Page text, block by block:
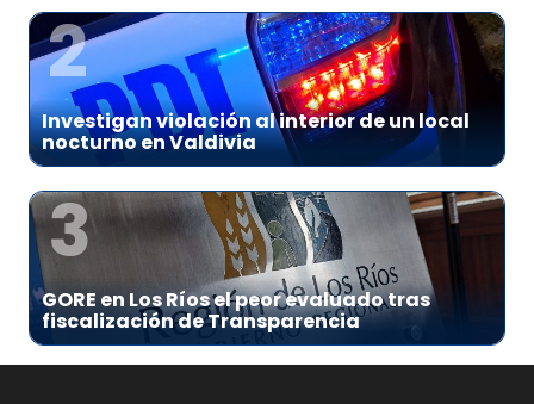
2
Investigan violación al interior de un local
nocturno en Valdivia
3
GORE en Los Ríos el peor evaluado tras
fiscalización de Transparencia